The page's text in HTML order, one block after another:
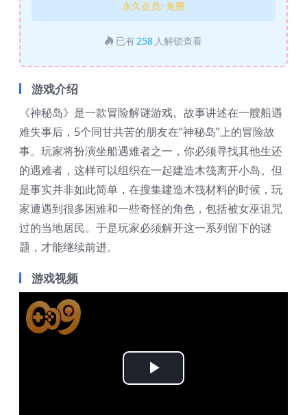
永久会员: 免费
已有258 人解锁查看
游戏介绍
《神秘岛》是一款冒险解谜游戏。故事讲述在一艘船遇
难失事后，5个同甘共苦的朋友在“神秘岛”上的冒险故
事。玩家将扮演坐船遇难者之一，你必须寻找其他生还
的遇难者，这样可以组织在一起建造木筏离开小岛。但
是事实并非如此简单，在搜集建造木筏材料的时候，玩
家遭遇到很多困难和一些奇怪的角色，包括被女巫诅咒
过的当地居民。于是玩家必须解开这一系列留下的谜
题，才能继续前进。
游戏视频
Play